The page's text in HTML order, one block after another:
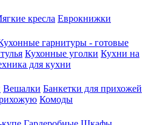
кресла Еврокнижки
гарнитуры - готовые
Кухонные уголки Кухни на
для кухни
Вешалки Банкетки для прихожей
Комоды